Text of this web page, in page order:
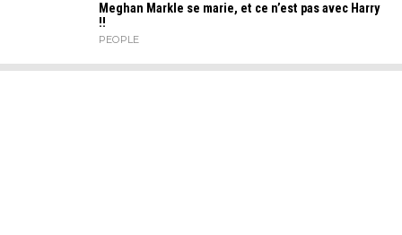
Meghan Markle se marie, et ce n’est pas avec Harry
!!
PEOPLE